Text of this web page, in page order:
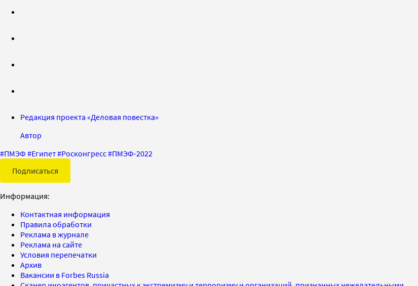
Редакция проекта «Деловая повестка»
Автор
#ПМЭФ #Египет#Росконгресс#ПМЭФ-2022
Подписаться
Информация:
Контактная информация
Правила обработки
Реклама в журнале
Реклама на сайте
Условия перепечатки
Архив
Вакансии в Forbes Russia